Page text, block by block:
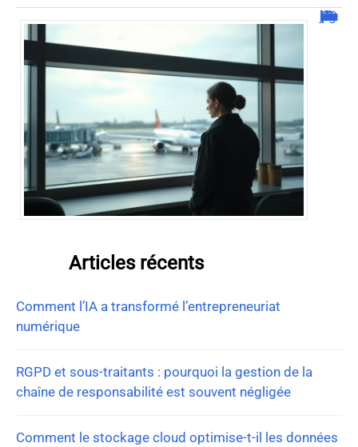
Combien de jour pour un décès d’un parent à l’étranger ?
Articles récents
Comment l’IA a transformé l’entrepreneuriat
numérique
RGPD et sous-traitants : pourquoi la gestion de la
chaîne de responsabilité est souvent négligée
Comment le stockage cloud optimise-t-il les données